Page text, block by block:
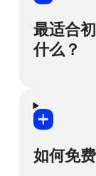
码，这些
和财务信
Movavi
但免费版
仅可编辑
文件时会
最适合
什么？
我们致力
有时，我
此，我们
Editor 是
如何免